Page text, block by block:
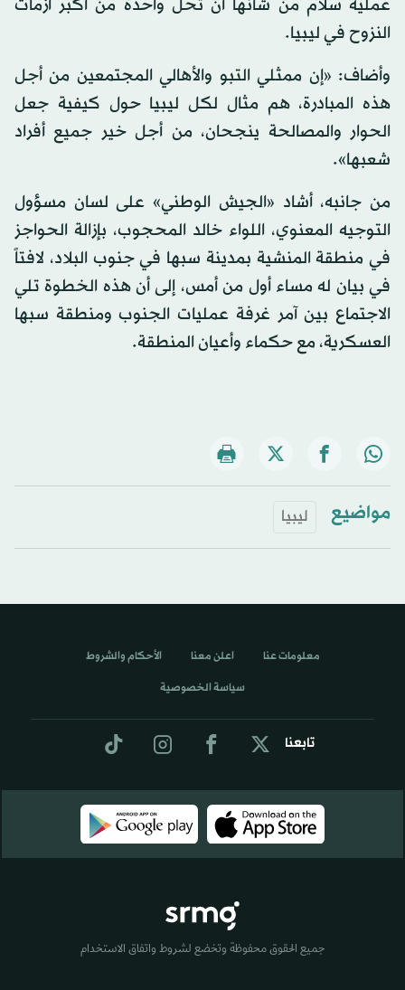
عملية سلام من شأنها أن تحل واحدة من أكبر أزمات
النزوح في ليبيا.
وأضاف: «إن ممثلي التبو والأهالي المجتمعين من أجل
هذه المبادرة، هم مثال لكل ليبيا حول كيفية جعل
الحوار والمصالحة ينجحان، من أجل خير جميع أفراد
شعبها».
من جانبه، أشاد «الجيش الوطني» على لسان مسؤول
التوجيه المعنوي، اللواء خالد المحجوب، بإزالة الحواجز
في منطقة المنشية بمدينة سبها في جنوب البلاد، لافتاً
في بيان له مساء أول من أمس، إلى أن هذه الخطوة تلي
الاجتماع بين آمر غرفة عمليات الجنوب ومنطقة سبها
العسكرية، مع حكماء وأعيان المنطقة.
مواضيع ليبيا
تابعنا
معلومات عنا اعلن معنا الأحكام والشروط
سياسة الخصوصية
جميع الحقوق محفوظة وتخضع لشروط واتفاق الاستخدام